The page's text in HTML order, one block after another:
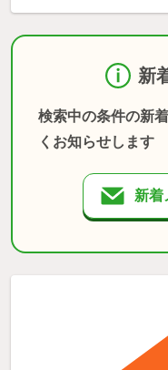
新
検索中の条件の新
くお知らせします
新着